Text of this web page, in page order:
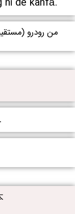
من رودرو